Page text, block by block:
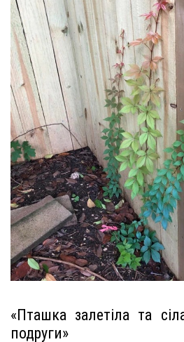
«Пташка залетіла та
подруги»